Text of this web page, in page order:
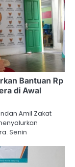
Bantuan Rp
di Awal
Amil Zakat
Senin